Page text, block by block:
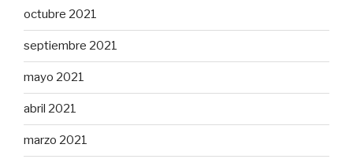
octubre 2021
septiembre 2021
mayo 2021
abril 2021
marzo 2021